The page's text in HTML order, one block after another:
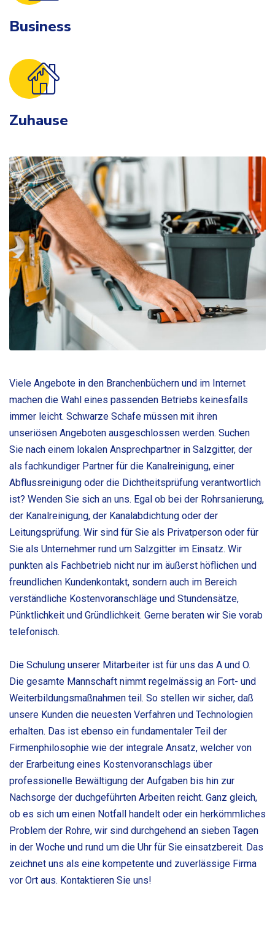
Business
Zuhause
Viele Angebote in den Branchenbüchern und im Internet
machen die Wahl eines passenden Betriebs keinesfalls
immer leicht. Schwarze Schafe müssen mit ihren
unseriösen Angeboten ausgeschlossen werden. Suchen
Sie nach einem lokalen Ansprechpartner in Salzgitter, der
als fachkundiger Partner für die Kanalreinigung, einer
Abflussreinigung oder die Dichtheitsprüfung verantwortlich
ist? Wenden Sie sich an uns. Egal ob bei der Rohrsanierung,
der Kanalreinigung, der Kanalabdichtung oder der
Leitungsprüfung. Wir sind für Sie als Privatperson oder für
Sie als Unternehmer rund um Salzgitter im Einsatz. Wir
punkten als Fachbetrieb nicht nur im äußerst höflichen und
freundlichen Kundenkontakt, sondern auch im Bereich
verständliche Kostenvoranschläge und Stundensätze,
Pünktlichkeit und Gründlichkeit. Gerne beraten wir Sie vorab
telefonisch.
Die Schulung unserer Mitarbeiter ist für uns das A und O.
Die gesamte Mannschaft nimmt regelmässig an Fort- und
Weiterbildungsmaßnahmen teil. So stellen wir sicher, daß
unsere Kunden die neuesten Verfahren und Technologien
erhalten. Das ist ebenso ein fundamentaler Teil der
Firmenphilosophie wie der integrale Ansatz, welcher von
der Erarbeitung eines Kostenvoranschlags über
professionelle Bewältigung der Aufgaben bis hin zur
Nachsorge der duchgeführten Arbeiten reicht. Ganz gleich,
ob es sich um einen Notfall handelt oder ein herkömmliches
Problem der Rohre, wir sind durchgehend an sieben Tagen
in der Woche und rund um die Uhr für Sie einsatzbereit. Das
zeichnet uns als eine kompetente und zuverlässige Firma
vor Ort aus. Kontaktieren Sie uns!